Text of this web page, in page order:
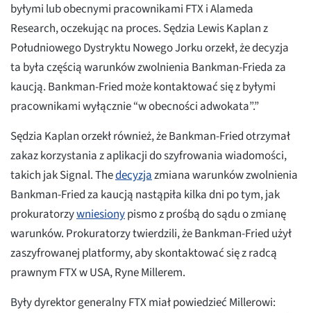
byłymi lub obecnymi pracownikami FTX i Alameda
Research, oczekując na proces. Sędzia Lewis Kaplan z
Południowego Dystryktu Nowego Jorku orzekł, że decyzja
ta była częścią warunków zwolnienia Bankman-Frieda za
kaucją. Bankman-Fried może kontaktować się z byłymi
pracownikami wyłącznie “w obecności adwokata”.”
Sędzia Kaplan orzekł również, że Bankman-Fried otrzymał
zakaz korzystania z aplikacji do szyfrowania wiadomości,
takich jak Signal. Thedecyzjazmiana warunków zwolnienia
Bankman-Fried za kaucją nastąpiła kilka dni po tym, jak
prokuratorzywniesionypismo z prośbą do sądu o zmianę
warunków. Prokuratorzy twierdzili, że Bankman-Fried użył
zaszyfrowanej platformy, aby skontaktować się z radcą
prawnym FTX w USA, Ryne Millerem.
Były dyrektor generalny FTX miał powiedzieć Millerowi: